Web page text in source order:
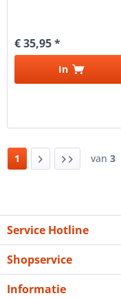
€ 35,95 *
In
1 van 3
Service Hotline
Shopservice
Informatie